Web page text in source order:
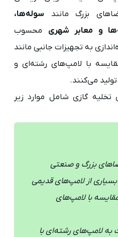
بزرگ مانند سوله‌ها،
و معابر شهری محسوب
به تجهیزات جانبی مانند
مقایسه با لامپ‌های رشته‌ای و
می‌کنند.
تخلیه گازی شامل موارد زیر
بزرگ و صنعتی
بسیاری از لامپ‌های قدیمی
با لامپ‌های
لامپ‌های رشته‌ای با